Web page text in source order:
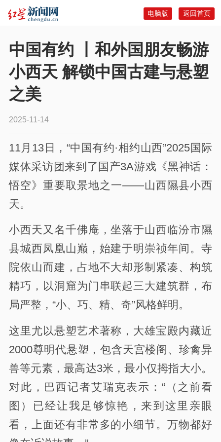
返回首页
电脑版
中国有约 丨和外国朋友畅游
小西天 解锁中国古建与悬塑
之美
2025-11-14
11月13日，“中国有约·相约山西”2025国际
媒体采访团来到了国产3A游戏《黑神话：
悟空》重要取景地之一——山西隰县小西
天。
小西天又名千佛庵，坐落于山西临汾市隰
县城西凤凰山巅，始建于明崇祯年间。寺
院依山而建，占地不大却形制紧凑、构筑
精巧，以洞窟为门串联起三大建筑群，布
局严整，“小、巧、精、奇”风格鲜明。
这里尤以悬塑艺术著称，大雄宝殿内藏近
2000尊明代悬塑，包含天宫楼阁、珍禽异
兽等元素，最高达3米，最小仅拇指大小。
对此，巴西记者艾瑞克表示：“（之前看
图）已经让我足够惊艳，来到这里亲眼
看，上面还有非常多的小细节。万物都好